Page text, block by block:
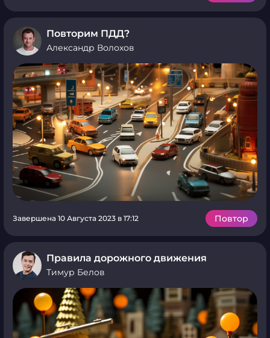
Повторим ПДД?
Александр Волохов
Завершена 10 Августа 2023 в 17:12 Повтор
Правила дорожного движения
Тимур Белов